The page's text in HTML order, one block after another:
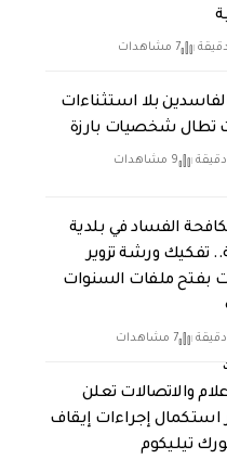
7 مشاهدات
بلا استثناءات
تطال شخصيات بارزة
9 مشاهدات
الفساد في بلدية
تفكيك ورشة تزوير
بفتح ملفات السنوات
7 مشاهدات
والاتصالات تعلن
استكمال إجراءات إيقاف
تيليكوم